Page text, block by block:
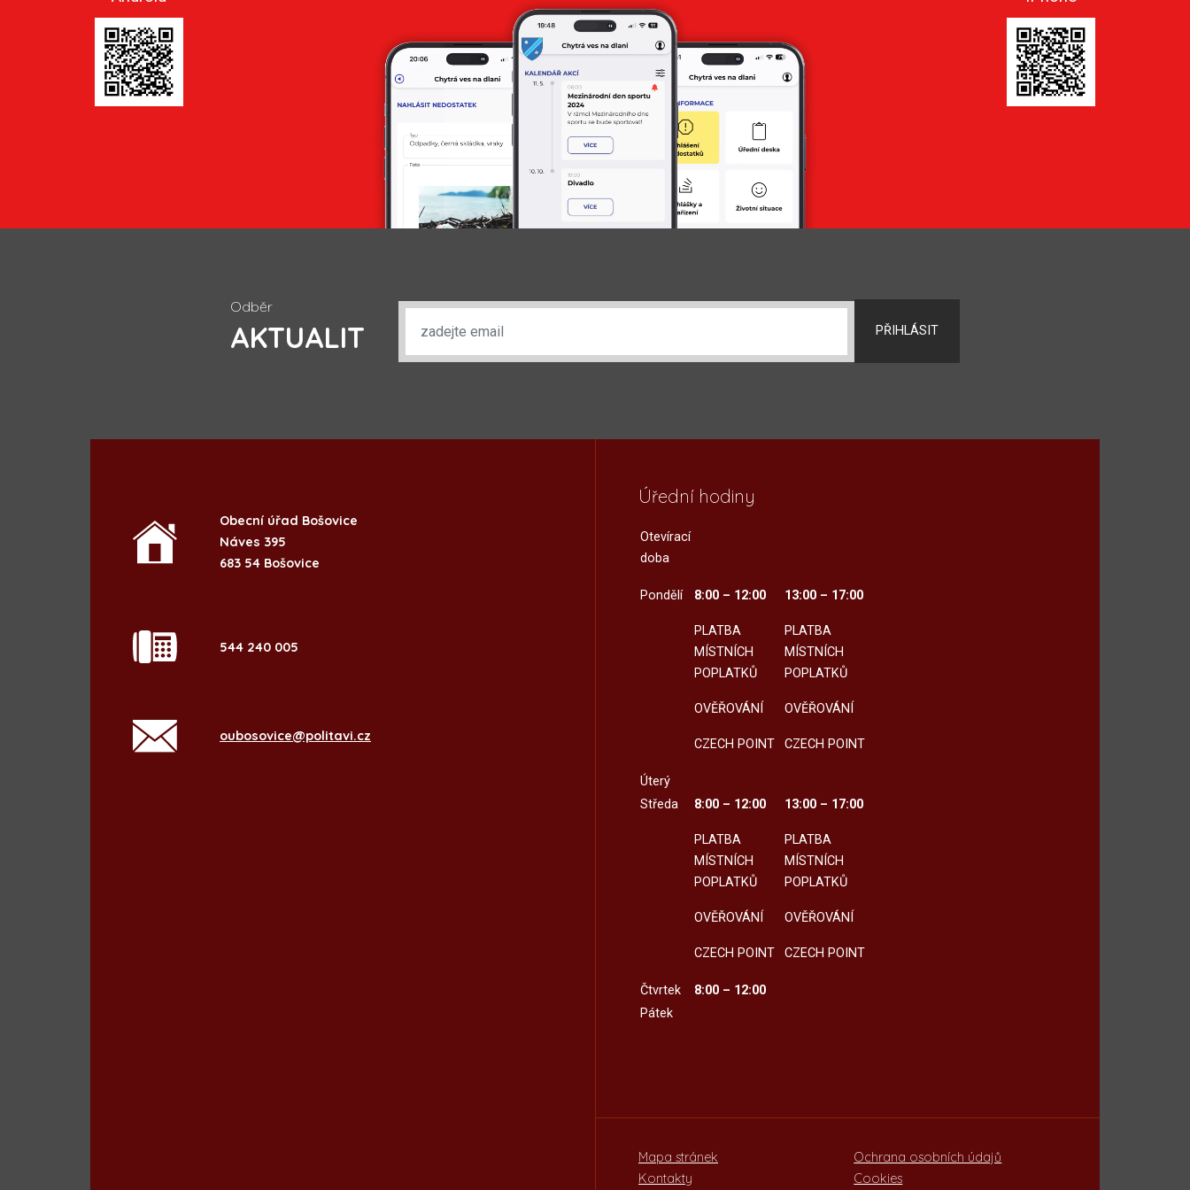
Odběr
AKTUALIT PŘIHLÁSIT
Obecní úřad Bošovice
Náves 395
683 54 Bošovice
544 240 005
oubosovice@politavi.cz
Úřední hodiny
Otevírací
doba
Pondělí 8:00 – 12:00
PLATBA
MÍSTNÍCH
POPLATKŮ
OVĚŘOVÁNÍ
CZECH POINT
13:00 – 17:00
PLATBA
MÍSTNÍCH
POPLATKŮ
OVĚŘOVÁNÍ
CZECH POINT
Úterý
Středa
8:00 – 12:00
PLATBA
MÍSTNÍCH
POPLATKŮ
OVĚŘOVÁNÍ
CZECH POINT
13:00 – 17:00
PLATBA
MÍSTNÍCH
POPLATKŮ
OVĚŘOVÁNÍ
CZECH POINT
Čtvrtek
8:00 – 12:00
Pátek
Mapa stránek
Kontakty
Ochrana osobních údajů
Cookies